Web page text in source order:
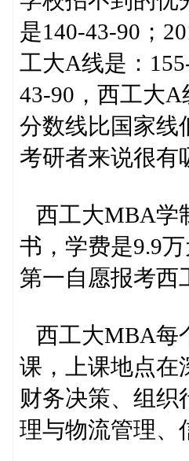
是140-43-90；
工大A线是：
43-90，西工大
分数线比国家线
考研者来说很有
西工大MBA学
书，学费是9.9
第一自愿报考西
西工大MBA每
课，上课地点在
财务决策、组织
理与物流管理、